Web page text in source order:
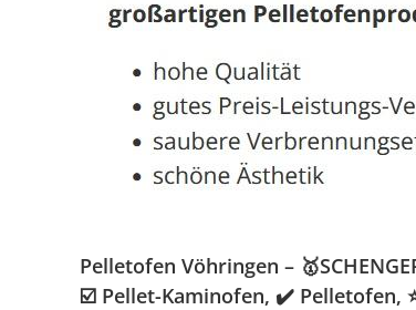
Pelletofen Vöhringen –
☑️ Pellet-Kaminofen, ✔️ Pelletofen,